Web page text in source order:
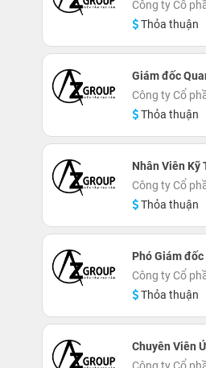
Công ty Cổ
Thỏa thuận
Giám đốc
Công ty Cổ
Thỏa thuận
Nhân Viên Kỹ
Công ty Cổ
Thỏa thuận
Phó Giám
Công ty Cổ
Thỏa thuận
Chuyên Viên